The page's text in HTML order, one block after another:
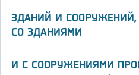
ЗДАНИЙ И
СО ЗДАНИЯМИ
И С СООРУЖЕНИЯМИ